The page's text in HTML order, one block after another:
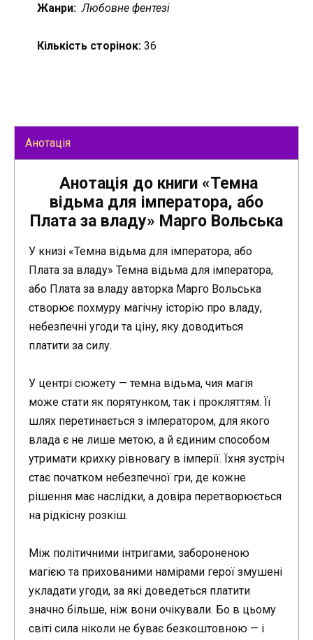
Жанри: Любовне фентезі
Кількість сторінок:36
Анотація
Анотація до книги «Темна
відьма для імператора, або
Плата за владу» Марго Вольська
У книзі «Темна відьма для імператора, або
Плата за владу» Темна відьма для імператора,
або Плата за владу авторка Марго Вольська
створює похмуру магічну історію про владу,
небезпечні угоди та ціну, яку доводиться
платити за силу.
У центрі сюжету — темна відьма, чия магія
може стати як порятунком, так і прокляттям. Її
шлях перетинається з імператором, для якого
влада є не лише метою, а й єдиним способом
утримати крихку рівновагу в імперії. Їхня зустріч
стає початком небезпечної гри, де кожне
рішення має наслідки, а довіра перетворюється
на рідкісну розкіш.
Між політичними інтригами, забороненою
магією та прихованими намірами герої змушені
укладати угоди, за які доведеться платити
значно більше, ніж вони очікували. Бо в цьому
світі сила ніколи не буває безкоштовною — і